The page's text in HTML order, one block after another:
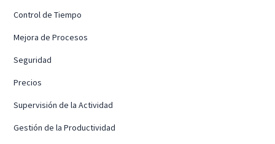
Control de Tiempo
Mejora de Procesos
Seguridad
Precios
Supervisión de la Actividad
Gestión de la Productividad